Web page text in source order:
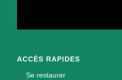
ACCÈS RAPIDES
Se restaurer